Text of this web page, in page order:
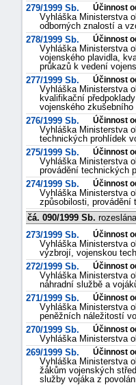
279/1999 Sb.
Účinnost
Vyhláška Ministerstva
odborných znalostí a
278/1999 Sb.
Účinnost
Vyhláška Ministerstva
vojenského plavidla,
průkazů k vedení
277/1999 Sb.
Účinnost
Vyhláška Ministerstva
kvalifikační
vojenského
276/1999 Sb.
Účinnost
Vyhláška Ministerstva
technických prohlídek
275/1999 Sb.
Účinnost
Vyhláška Ministerstva
provádění technických
274/1999 Sb.
Účinnost
Vyhláška Ministerstva
způsobilosti,
čá. 090/1999 Sb.
273/1999 Sb.
Účinnost
Vyhláška Ministerstva
výzbrojí, vojenskou
272/1999 Sb.
Účinnost
Vyhláška Ministerstva
náhradní službě a
271/1999 Sb.
Účinnost
Vyhláška Ministerstva
peněžních náležitostí
270/1999 Sb.
Účinnost
Vyhláška Ministerstva
269/1999 Sb.
Účinnost
Vyhláška Ministerstva
žákům vojenských
služby vojáka z